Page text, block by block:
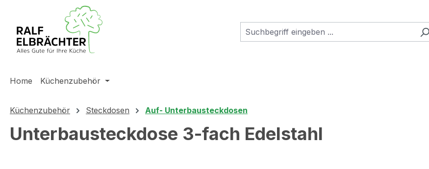
Hauptinhalt springen
Zur Suche springen
Zur Hauptnavigation springen
Home Küchenzubehör
Küchenzubehör Steckdosen Auf- Unterbausteckdosen
Unterbausteckdose 3-fach Edelstahl